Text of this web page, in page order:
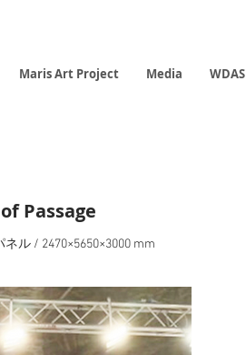
Maris Art Project Media WDAS
Passage
ル / 2470×5650×3000 mm